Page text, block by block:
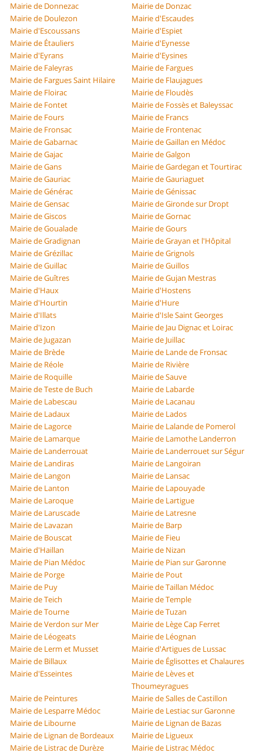
Mairie de Donnezac
Mairie de Donzac
Mairie de Doulezon
Mairie d'Escaudes
Mairie d'Escoussans
Mairie d'Espiet
Mairie de Étauliers
Mairie d'Eynesse
Mairie d'Eyrans
Mairie d'Eysines
Mairie de Faleyras
Mairie de Fargues
Mairie de Fargues Saint Hilaire
Mairie de Flaujagues
Mairie de Floirac
Mairie de Floudès
Mairie de Fontet
Mairie de Fossès et Baleyssac
Mairie de Fours
Mairie de Francs
Mairie de Fronsac
Mairie de Frontenac
Mairie de Gabarnac
Mairie de Gaillan en Médoc
Mairie de Gajac
Mairie de Galgon
Mairie de Gans
Mairie de Gardegan et Tourtirac
Mairie de Gauriac
Mairie de Gauriaguet
Mairie de Générac
Mairie de Génissac
Mairie de Gensac
Mairie de Gironde sur Dropt
Mairie de Giscos
Mairie de Gornac
Mairie de Goualade
Mairie de Gours
Mairie de Gradignan
Mairie de Grayan et l'Hôpital
Mairie de Grézillac
Mairie de Grignols
Mairie de Guillac
Mairie de Guillos
Mairie de Guîtres
Mairie de Gujan Mestras
Mairie d'Haux
Mairie d'Hostens
Mairie d'Hourtin
Mairie d'Hure
Mairie d'Illats
Mairie d'Isle Saint Georges
Mairie d'Izon
Mairie de Jau Dignac et Loirac
Mairie de Jugazan
Mairie de Juillac
Mairie de Brède
Mairie de Lande de Fronsac
Mairie de Réole
Mairie de Rivière
Mairie de Roquille
Mairie de Sauve
Mairie de Teste de Buch
Mairie de Labarde
Mairie de Labescau
Mairie de Lacanau
Mairie de Ladaux
Mairie de Lados
Mairie de Lagorce
Mairie de Lalande de Pomerol
Mairie de Lamarque
Mairie de Lamothe Landerron
Mairie de Landerrouat
Mairie de Landerrouet sur Ségur
Mairie de Landiras
Mairie de Langoiran
Mairie de Langon
Mairie de Lansac
Mairie de Lanton
Mairie de Lapouyade
Mairie de Laroque
Mairie de Lartigue
Mairie de Laruscade
Mairie de Latresne
Mairie de Lavazan
Mairie de Barp
Mairie de Bouscat
Mairie de Fieu
Mairie d'Haillan
Mairie de Nizan
Mairie de Pian Médoc
Mairie de Pian sur Garonne
Mairie de Porge
Mairie de Pout
Mairie de Puy
Mairie de Taillan Médoc
Mairie de Teich
Mairie de Temple
Mairie de Tourne
Mairie de Tuzan
Mairie de Verdon sur Mer
Mairie de Lège Cap Ferret
Mairie de Léogeats
Mairie de Léognan
Mairie de Lerm et Musset
Mairie d'Artigues de Lussac
Mairie de Billaux
Mairie de Églisottes et Chalaures
Mairie d'Esseintes
Mairie de Lèves et
Thoumeyragues
Mairie de Peintures
Mairie de Salles de Castillon
Mairie de Lesparre Médoc
Mairie de Lestiac sur Garonne
Mairie de Libourne
Mairie de Lignan de Bazas
Mairie de Lignan de Bordeaux
Mairie de Ligueux
Mairie de Listrac de Durèze
Mairie de Listrac Médoc